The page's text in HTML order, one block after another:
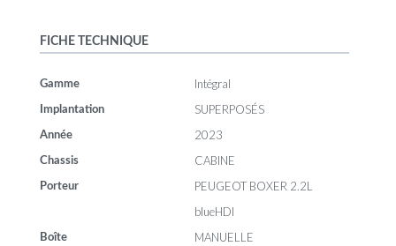
FICHE TECHNIQUE
Gamme Intégral
Implantation SUPERPOSÉS
Année 2023
Chassis CABINE
Porteur
PEUGEOT BOXER 2.2L
blueHDI
Boîte MANUELLE